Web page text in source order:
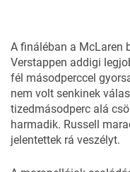
A fináléban a McLaren
Verstappen addigi
fél másodperccel
nem volt senkinek
tizedmásodperc alá
harmadik. Russell
jelentettek rá veszélyt.